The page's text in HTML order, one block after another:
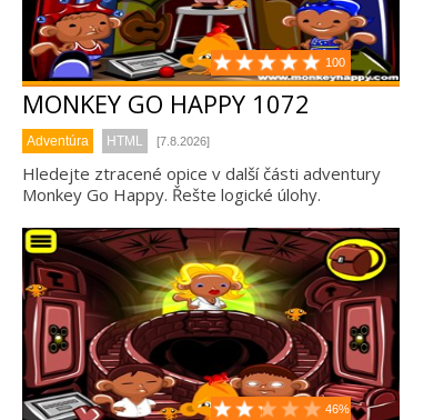
100
MONKEY GO HAPPY 1072
Adventúra HTML [7.8.2026]
Hledejte ztracené opice v další části adventury
Monkey Go Happy. Řešte logické úlohy.
46%